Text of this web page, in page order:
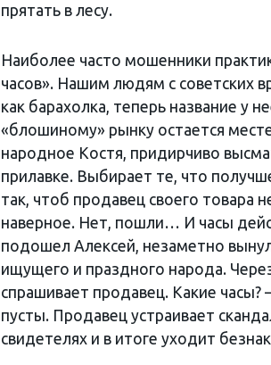
прятать в лесу.
Наиболее часто мошенники
часов». Нашим людям с советских
как барахолка, теперь название у
«блошиному» рынку остается
народное Костя, придирчиво
прилавке. Выбирает те, что
так, чтоб продавец своего товара
наверное. Нет, пошли… И часы
подошел Алексей, незаметно
ищущего и праздного народа.
спрашивает продавец. Какие часы?
пусты. Продавец устраивает
свидетелях и в итоге уходит